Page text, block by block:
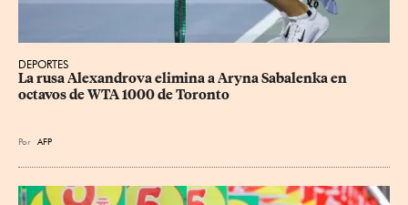
DEPORTES
La rusa Alexandrova elimina a Aryna Sabalenka en
octavos de WTA 1000 de Toronto
Por AFP